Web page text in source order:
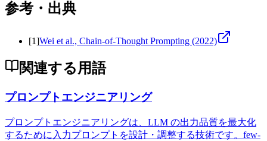
参考・出典
[1]Wei et al., Chain-of-Thought Prompting (2022)
関連する用語
プロンプトエンジニアリング
プロンプトエンジニアリングは、LLM の出力品質を最大化
するために入力プロンプトを設計・調整する技術です。few-